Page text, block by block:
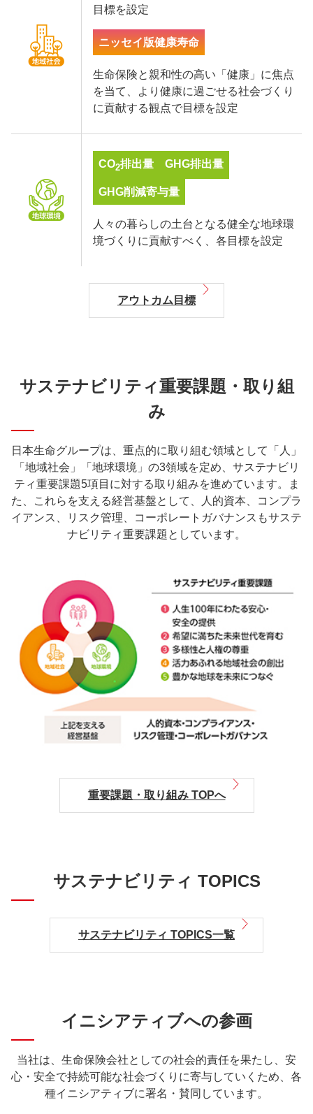
目標を設定
ニッセイ版健康寿命
生命保険と親和性の高い「健康」に焦点
を当て、より健康に過ごせる社会づくり
に貢献する観点で目標を設定
CO2排出量 GHG排出量
GHG削減寄与量
人々の暮らしの土台となる健全な地球環
境づくりに貢献すべく、各目標を設定
アウトカム目標
サステナビリティ重要課題・取り組
み
日本生命グループは、重点的に取り組む領域として「人」
「地域社会」「地球環境」の3領域を定め、サステナビリ
ティ重要課題5項目に対する取り組みを進めています。ま
た、これらを支える経営基盤として、人的資本、コンプラ
イアンス、リスク管理、コーポレートガバナンスもサステ
ナビリティ重要課題としています。
重要課題・取り組み TOPへ
サステナビリティ TOPICS
サステナビリティ TOPICS一覧
イニシアティブへの参画
当社は、生命保険会社としての社会的責任を果たし、安
心・安全で持続可能な社会づくりに寄与していくため、各
種イニシアティブに署名・賛同しています。